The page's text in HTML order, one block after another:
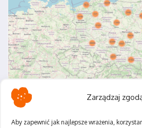
Zarządzaj
Aby zapewnić jak najlepsze wrażenia,